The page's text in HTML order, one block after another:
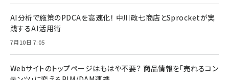
AI分析で施策のPDCAを高速化！ 中川政七商店とSprocketが実
践するAI活用術
7月10日 7:05
Webサイトのトップページはもはや不要？ 商品情報を「売れるコン